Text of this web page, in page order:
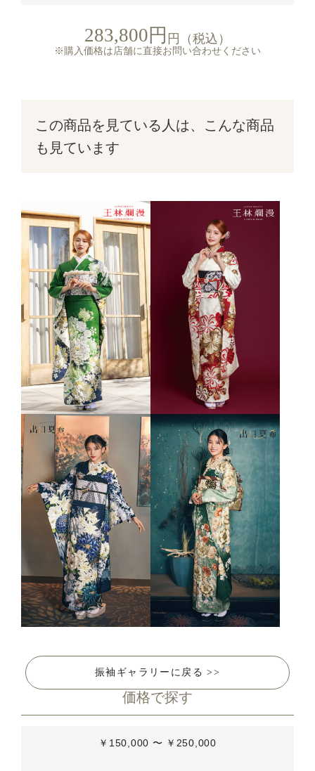
価格で探す
￥150,000 〜 ￥250,000
283,800円 円（税込）
※購入価格は店舗に直接お問い合わせください
この商品を見ている人は、こんな商品
も見ています
振袖ギャラリーに戻る >>